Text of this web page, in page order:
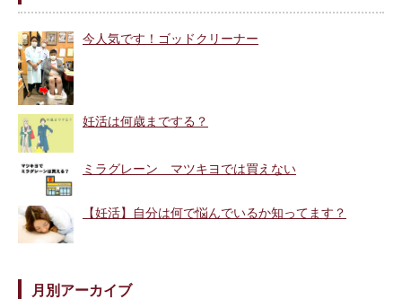
今人気です！ゴッドクリーナー
妊活は何歳までする？
ミラグレーン マツキヨでは買えない
【妊活】自分は何で悩んでいるか知ってます？
月別アーカイブ